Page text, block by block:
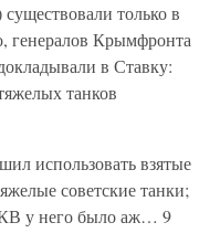
только в
генералов Крымфронта
в Ставку:
танков
использовать взятые
советские танки;
у него было аж… 9